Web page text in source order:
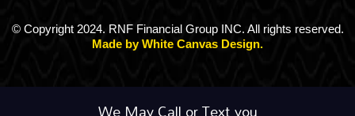
© Copyright 2024. RNF Financial Group INC. All rights reserved.
Made by White Canvas Design.